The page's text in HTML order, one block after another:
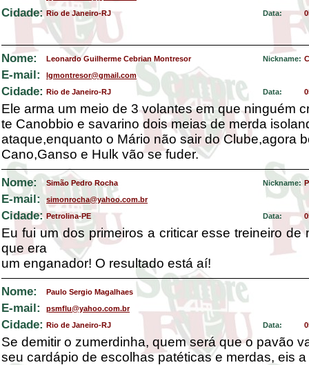
Cidade: Rio de Janeiro-RJ Data:
Nome: Leonardo Guilherme Cebrian Montresor Nickname:
E-mail: lgmontresor@gmail.com
Cidade: Rio de Janeiro-RJ Data:
Ele arma um meio de 3 volantes em que ninguém
te Canobbio e savarino dois meias de merda
ataque,enquanto o Mário não sair do Clube,agora
Cano,Ganso e Hulk vão se fuder.
Nome: Simão Pedro Rocha Nickname:
E-mail: simonrocha@yahoo.com.br
Cidade: Petrolina-PE Data:
Eu fui um dos primeiros a criticar esse treineiro de
que era
um enganador! O resultado está aí!
Nome: Paulo Sergio Magalhaes
E-mail: psmflu@yahoo.com.br
Cidade: Rio de Janeiro-RJ Data:
Se demitir o zumerdinha, quem será que o pavão
seu cardápio de escolhas patéticas e merdas, eis